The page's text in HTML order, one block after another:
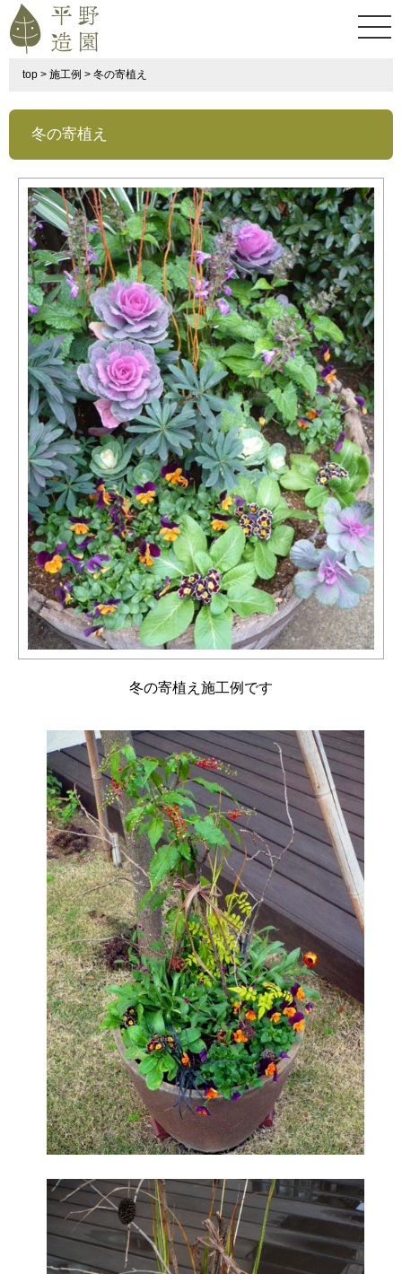
top > 施工例 > 冬の寄植え
冬の寄植え
冬の寄植え施工例です